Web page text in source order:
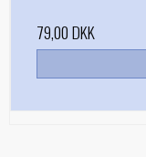
79,00 DKK